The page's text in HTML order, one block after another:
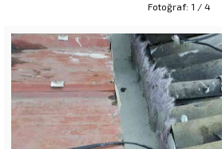
Fotoğraf: 1 / 4